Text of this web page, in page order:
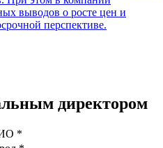
выводов о росте цен и
перспективе.
директором
*